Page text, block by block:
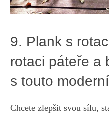
9. Plank s
rotaci páteře a
s touto
Chcete zlepšit svou sílu,